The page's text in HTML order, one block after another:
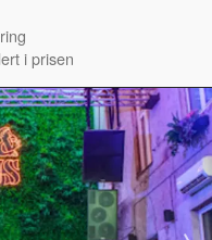
i prisen